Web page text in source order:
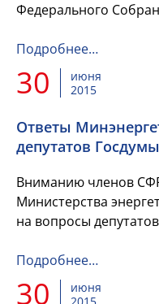
Федерального
"Формирование
Подробнее…
30
июня
2015
Ответы
депутатов Госдумы
Вниманию членов
Министерства
на вопросы
"правительственному
Подробнее…
30
июня